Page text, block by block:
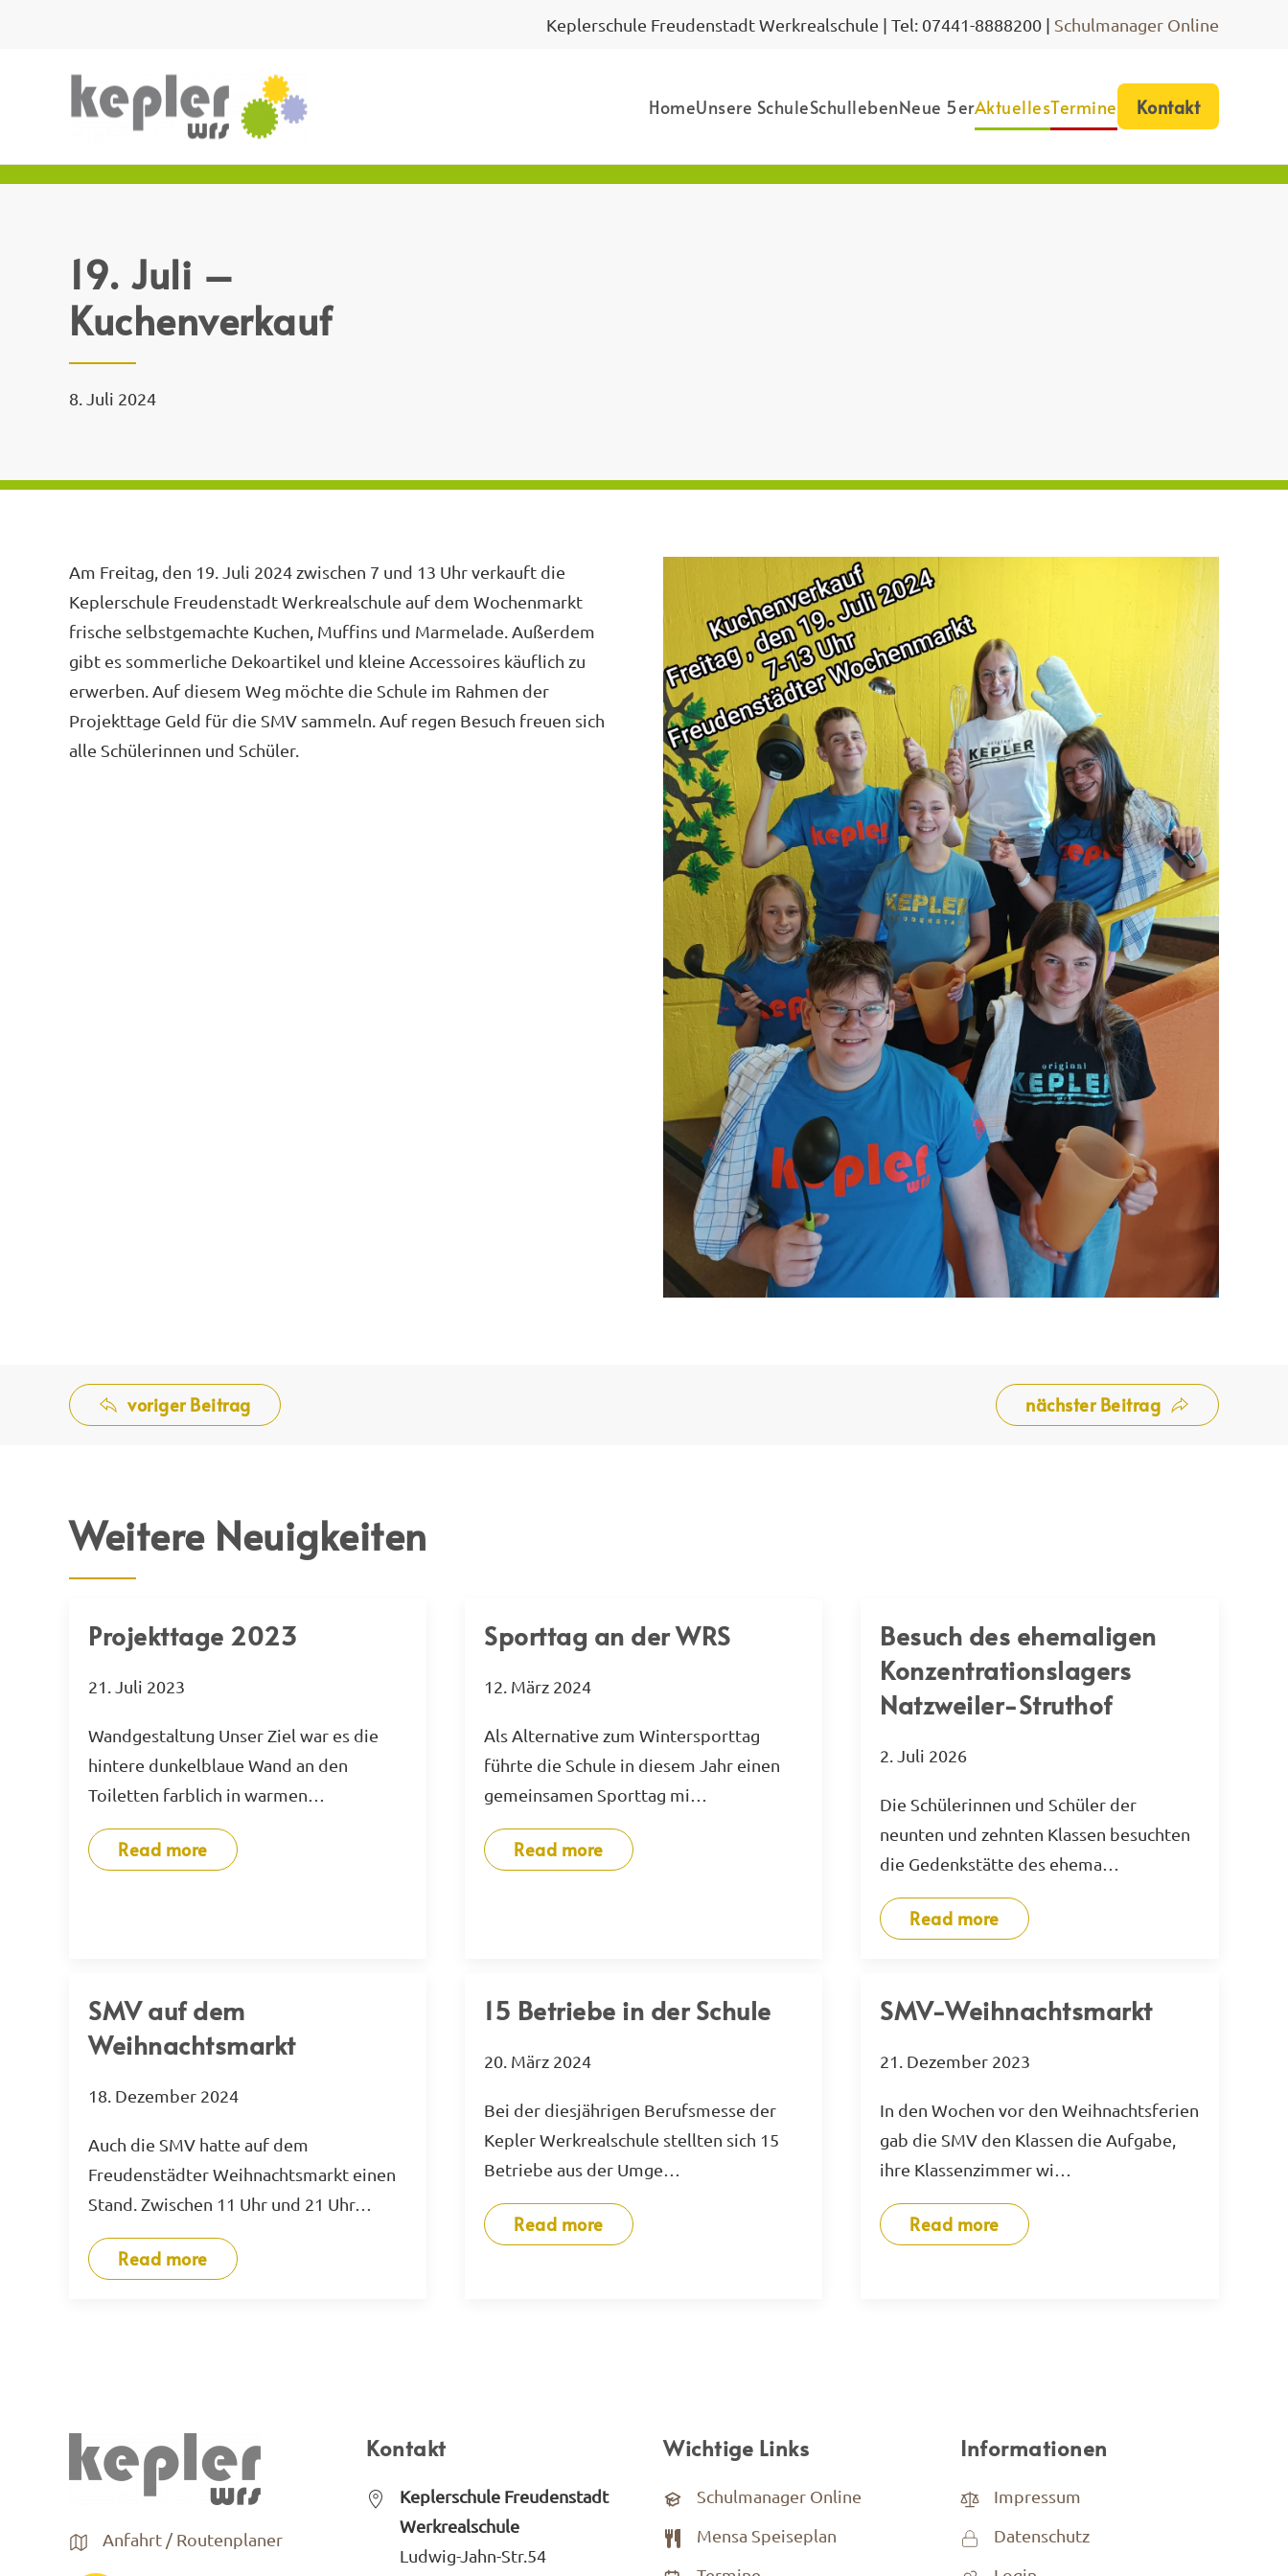
Keplerschule Freudenstadt Werkrealschule | Tel: 07441-8888200 | Schulmanager Online
HomeUnsere SchuleSchullebenNeue 5erAktuellesTermine Kontakt
19. Juli –
Kuchenverkauf
8. Juli 2024
Am Freitag, den 19. Juli 2024 zwischen 7 und 13 Uhr verkauft die
Keplerschule Freudenstadt Werkrealschule auf dem Wochenmarkt
frische selbstgemachte Kuchen, Muffins und Marmelade. Außerdem
gibt es sommerliche Dekoartikel und kleine Accessoires käuflich zu
erwerben. Auf diesem Weg möchte die Schule im Rahmen der
Projekttage Geld für die SMV sammeln. Auf regen Besuch freuen sich
alle Schülerinnen und Schüler.
voriger Beitrag nächster Beitrag
Weitere Neuigkeiten
Projekttage 2023
21. Juli 2023
Wandgestaltung Unser Ziel war es die
hintere dunkelblaue Wand an den
Toiletten farblich in warmen…
Read more
Sporttag an der WRS
12. März 2024
Als Alternative zum Wintersporttag
führte die Schule in diesem Jahr einen
gemeinsamen Sporttag mi…
Read more
Besuch des ehemaligen
Konzentrationslagers
Natzweiler-Struthof
2. Juli 2026
Die Schülerinnen und Schüler der
neunten und zehnten Klassen besuchten
die Gedenkstätte des ehema…
Read more
SMV auf dem
Weihnachtsmarkt
18. Dezember 2024
Auch die SMV hatte auf dem
Freudenstädter Weihnachtsmarkt einen
Stand. Zwischen 11 Uhr und 21 Uhr…
Read more
15 Betriebe in der Schule
20. März 2024
Bei der diesjährigen Berufsmesse der
Kepler Werkrealschule stellten sich 15
Betriebe aus der Umge…
Read more
SMV-Weihnachtsmarkt
21. Dezember 2023
In den Wochen vor den Weihnachtsferien
gab die SMV den Klassen die Aufgabe,
ihre Klassenzimmer wi…
Read more
Anfahrt / Routenplaner
Kontakt
Keplerschule Freudenstadt
Werkrealschule
Ludwig-Jahn-Str.54
Wichtige Links
Schulmanager Online
Mensa Speiseplan
Informationen
Impressum
Datenschutz